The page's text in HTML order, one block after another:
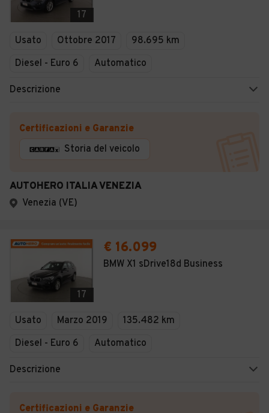
17
Usato Ottobre 2017
98.695 km
Diesel - Euro 6
Automatico
Descrizione
Certificazioni e Garanzie
Storia del veicolo
AUTOHERO ITALIA VENEZIA
Venezia (VE)
17
€ 16.099
BMW X1 sDrive18d Business
Usato Marzo 2019
135.482 km
Diesel - Euro 6
Automatico
Descrizione
Certificazioni e Garanzie